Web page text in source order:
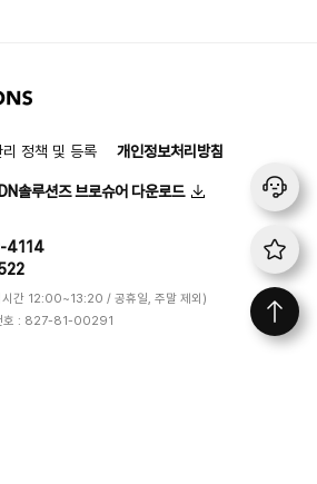
정책 및 등록 개인정보처리방침
DN솔루션즈 브로슈어 다운로드
4114
간 12:00~13:20 / 공휴일, 주말 제외)
호 : 827-81-00291